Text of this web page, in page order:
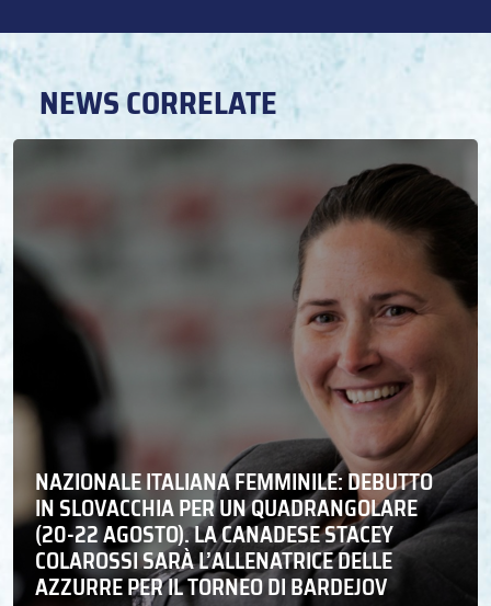
NEWS CORRELATE
NAZIONALE ITALIANA FEMMINILE: DEBUTTO
IN SLOVACCHIA PER UN QUADRANGOLARE
(20-22 AGOSTO). LA CANADESE STACEY
COLAROSSI SARÀ L’ALLENATRICE DELLE
AZZURRE PER IL TORNEO DI BARDEJOV